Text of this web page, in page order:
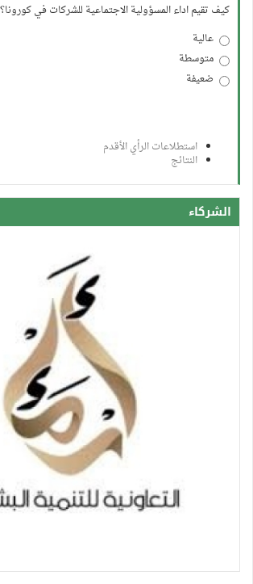
كيف تقيم اداء المسؤولية الاجتماعية للشركات في كورونا؟
عالية
متوسطة
ضعيفة
استطلاعات الرأي الأقدم
النتائج
الشركاء